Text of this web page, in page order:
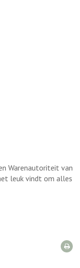
Warenautoriteit van
leuk vindt om alles